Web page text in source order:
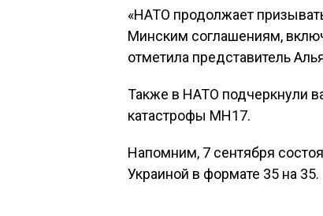
«НАТО продолжает
Минским соглашениям,
отметила представитель
Также в НАТО подчеркнули
катастрофы МН17.
Напомним, 7 сентября
Украиной в формате 35 на 35.